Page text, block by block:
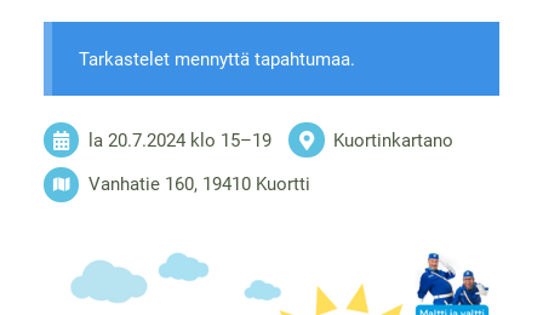
Tarkastelet mennyttä tapahtumaa.
la 20.7.2024 klo 15–19 Kuortinkartano
Vanhatie 160, 19410 Kuortti